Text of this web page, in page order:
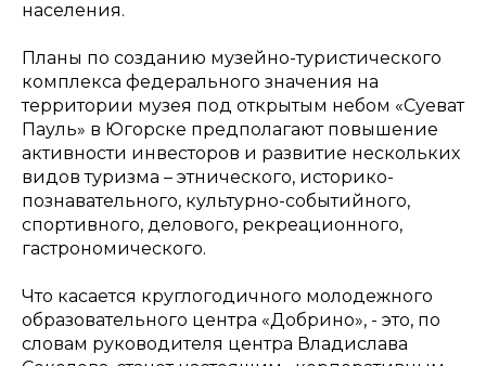
населения.
Планы по созданию музейно-туристического
комплекса федерального значения на
территории музея под открытым небом «Суеват
Пауль» в Югорске предполагают повышение
активности инвесторов и развитие нескольких
видов туризма – этнического, историко-
познавательного, культурно-событийного,
спортивного, делового, рекреационного,
гастрономического.
Что касается круглогодичного молодежного
образовательного центра «Добрино», - это, по
словам руководителя центра Владислава